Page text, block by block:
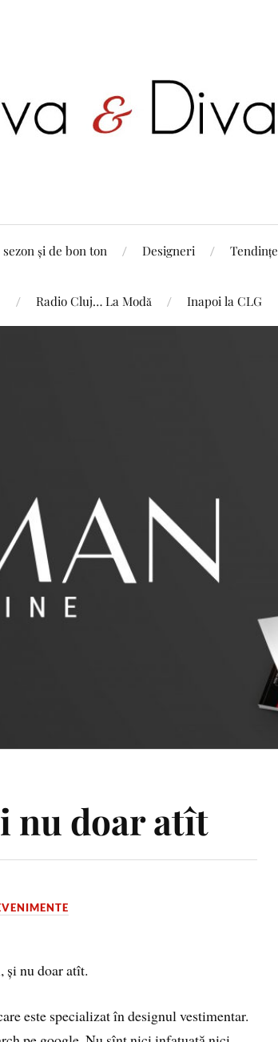
și de bon ton Designeri Tendințe
Radio Cluj… La Modă Inapoi la CLG
nu doar atît
și nu doar atît.
este specializat în designul vestimentar.